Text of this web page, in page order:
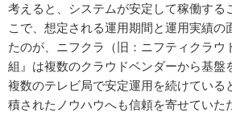
考えると、システムが安定して稼働する
こで、想定される運用期間と運用実績の
たのが、ニフクラ（旧：ニフティクラウ
組』は複数のクラウドベンダーから基盤
複数のテレビ局で安定運用を続けている
積されたノウハウへも信頼を寄せていた